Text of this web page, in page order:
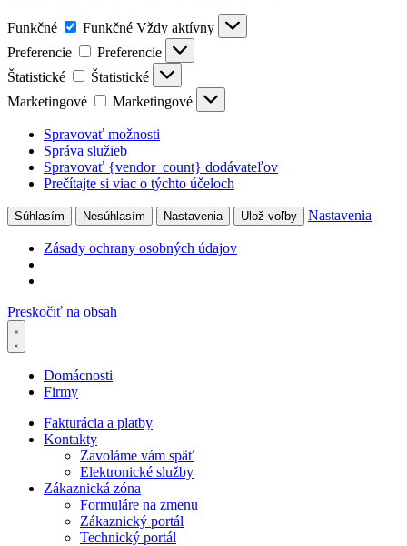
Funkčné Funkčné Vždy aktívny
Preferencie
Preferencie
Štatistické
Štatistické
Marketingové
Marketingové
Spravovať možnosti
Správa služieb
Spravovať {vendor_count} dodávateľov
Prečítajte si viac o týchto účeloch
Súhlasím Nesúhlasím Nastavenia Ulož voľby Nastavenia
Zásady ochrany osobných údajov
Preskočiť na obsah
Domácnosti
Firmy
Fakturácia a platby
Kontakty
Zavoláme vám späť
Elektronické služby
Zákaznická zóna
Formuláre na zmenu
Zákaznický portál
Technický portál